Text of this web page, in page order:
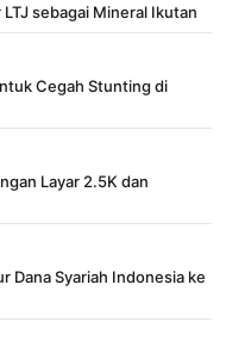
sebagai Mineral Ikutan
Cegah Stunting di
Layar 2.5K dan
Dana Syariah Indonesia ke